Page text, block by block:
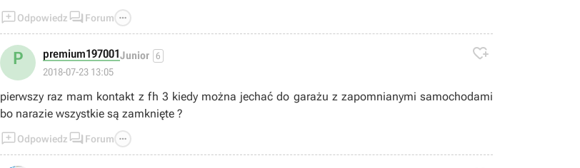
Odpowiedz  Forum 
P premium197001Junior 6
2018-07-23 13:05

pierwszy raz mam kontakt z fh 3 kiedy można jechać do garażu z zapomnianymi samochodami
bo narazie wszystkie są zamknięte ?
Odpowiedz  Forum 